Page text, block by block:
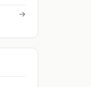
→